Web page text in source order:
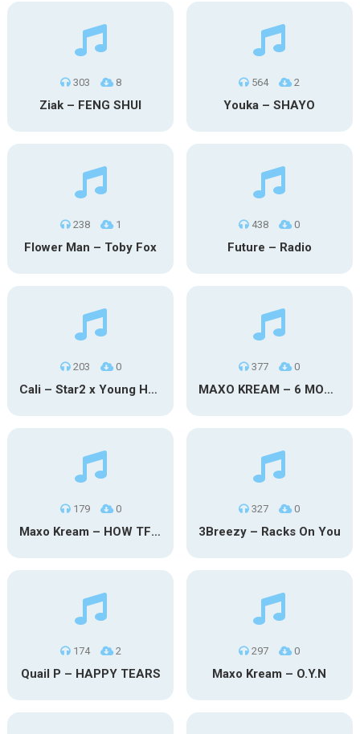
303 8
Ziak – FENG SHUI
564 2
Youka – SHAYO
238 1
Flower Man – Toby Fox
438 0
Future – Radio
203 0
Cali – Star2 x Young Henny
377 0
MAXO KREAM – 6 MONTHS CLEAN
179 0
Maxo Kream – HOW TF I’M LUCKY
327 0
3Breezy – Racks On You
174 2
Quail P – HAPPY TEARS
297 0
Maxo Kream – O.Y.N